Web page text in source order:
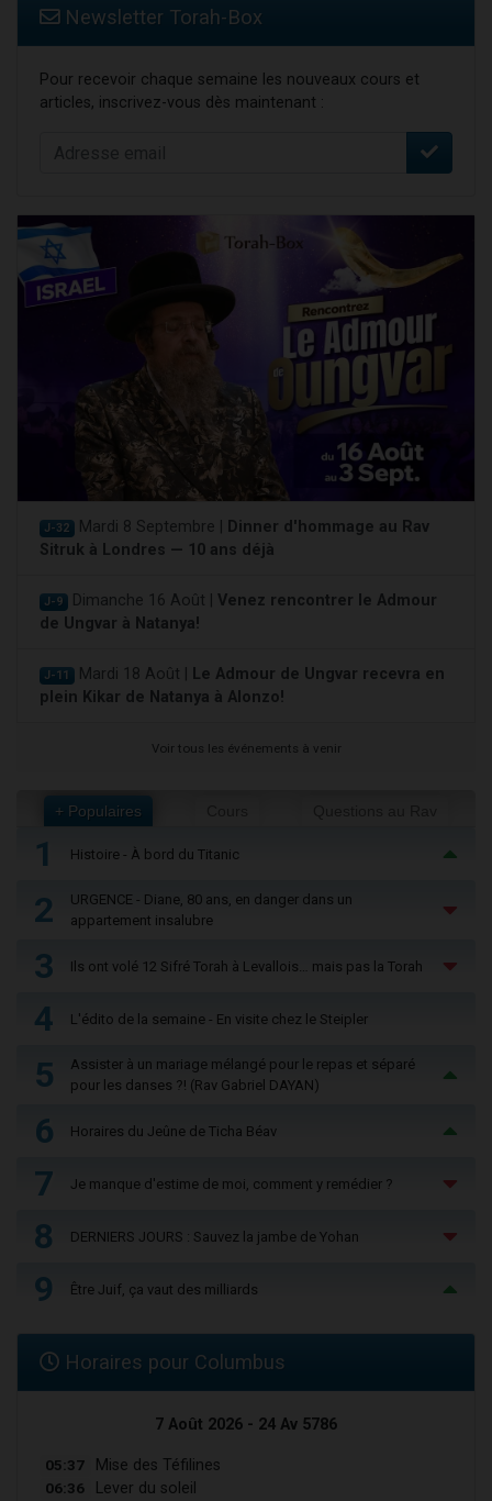
Newsletter Torah-Box
Pour recevoir chaque semaine les nouveaux cours et
articles, inscrivez-vous dès maintenant :
J-32 Mardi 8 Septembre |
Dinner d'hommage au Rav
Sitruk à Londres — 10 ans déjà
J-9 Dimanche 16 Août | Venez rencontrer le Admour
de Ungvar à Natanya!
J-11 Mardi 18 Août |
Le Admour de Ungvar recevra en
plein Kikar de Natanya à Alonzo!
Voir tous les événements à venir
+ Populaires
1 Histoire - À bord du Titanic
2
URGENCE - Diane, 80 ans, en danger dans un
appartement insalubre
3 Ils ont volé 12 Sifré Torah à Levallois… mais pas la Torah
4 L'édito de la semaine - En visite chez le Steipler
5
Assister à un mariage mélangé pour le repas et séparé
pour les danses ?! (Rav Gabriel DAYAN)
6 Horaires du Jeûne de Ticha Béav
7 Je manque d'estime de moi, comment y remédier ?
8 DERNIERS JOURS : Sauvez la jambe de Yohan
9 Être Juif, ça vaut des milliards
Horaires pour Columbus
7 Août 2026 - 24 Av 5786
05:37 Mise des Téfilines
06:36 Lever du soleil